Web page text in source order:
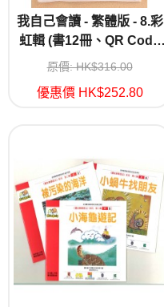
我自己會讀 - 繁體版 - 8.彩
虹輯 (書12冊、QR Code
故事錄音、練習1本)
原價: HK$316.00
優惠價 HK$252.80